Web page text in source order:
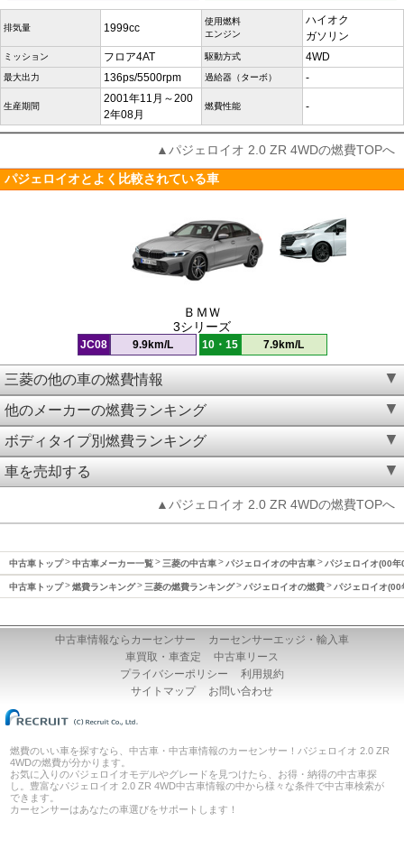
排気量 1999cc
使用燃料
エンジン
ハイオク
ガソリン
ミッション フロア4AT 駆動方式 4WD
最大出力 136ps/5500rpm 過給器（ターボ） -
生産期間
2001年11月～200
2年08月
燃費性能 -
▲パジェロイオ 2.0 ZR 4WDの燃費TOPへ
パジェロイオとよく比較されている車
ＢＭＷ
3シリーズ
JC08 9.9km/L 10・15 7.9km/L
三菱の他の車の燃費情報
他のメーカーの燃費ランキング
ボディタイプ別燃費ランキング
車を売却する
▲パジェロイオ 2.0 ZR 4WDの燃費TOPへ
中古車トップ 中古車メーカー一覧 三菱の中古車 パジェロイオの中古車 パジェロイオ(00
中古車トップ 燃費ランキング 三菱の燃費ランキング パジェロイオの燃費 パジェロイオ
中古車情報ならカーセンサー
カーセンサーエッジ・輸入車
車買取・車査定
中古車リース
プライバシーポリシー
利用規約
サイトマップ
お問い合わせ
燃費のいい車を探すなら、中古車・中古車情報のカーセンサー！パジェロイオ 2.0 ZR
4WDの燃費が分かります。
お気に入りのパジェロイオモデルやグレードを見つけたら、お得・納得の中古車探
し。豊富なパジェロイオ 2.0 ZR 4WD中古車情報の中から様々な条件で中古車検索が
できます。
カーセンサーはあなたの車選びをサポートします！